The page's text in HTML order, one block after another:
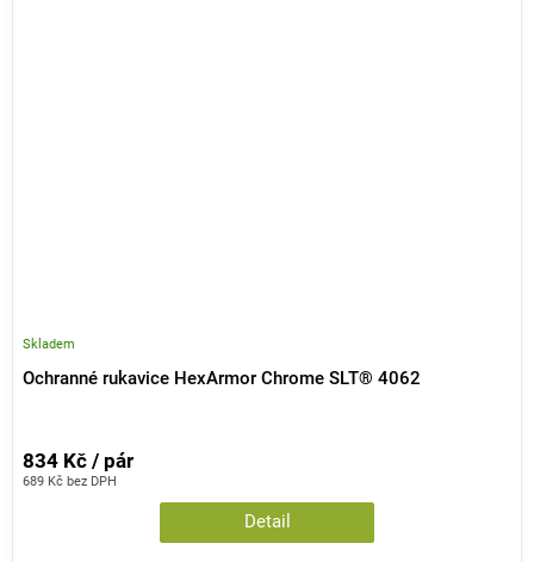
Ochranné rukavice HexArmor Chrome SLT® 4062
Skladem
689 Kč bez DPH
834 Kč / pár
Detail